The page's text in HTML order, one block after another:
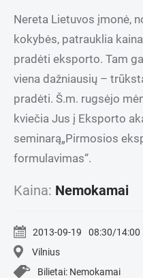
Nereta Lietuvos įmonė,
kokybės, patrauklia
pradėti eksporto. Tam
viena dažniausių –
pradėti. Š.m. rugsėjo
kviečia Jus į Eksporto
seminarą„Pirmosios
formulavimas“.
Kaina: Nemokamai
2013-09-19
08:30/14:00
Vilnius
Bilietai: Nemokamai